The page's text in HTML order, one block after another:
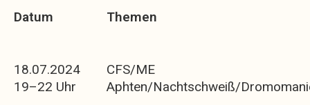
Datum Themen
18.07.2024
19–22 Uhr
CFS/ME
Aphten/Nachtschweiß/